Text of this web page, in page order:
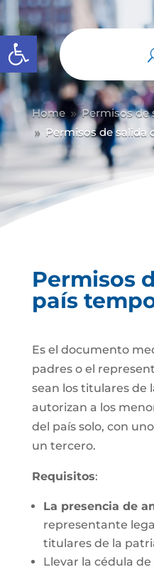
Abrir barra de
Home 9 Permisos de
9 Permisos de salida
Permisos
país
Es el documento
padres o el
sean los titulares de
autorizan a los
del país solo, con
un tercero.
Requisitos:
La presencia de
representante
titulares de la
Llevar la cédula